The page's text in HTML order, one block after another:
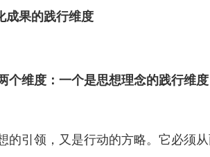
成果的践行维度
个维度：一个是思想理念的践行维
的引领，又是行动的方略。它必须